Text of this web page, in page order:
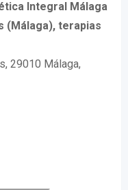
Integral Málaga
(Málaga), terapias
29010 Málaga,